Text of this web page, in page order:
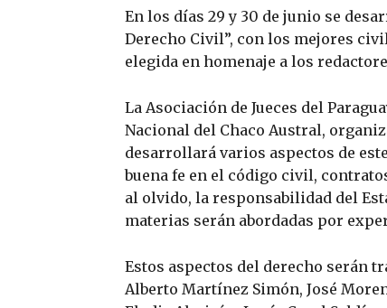
En los días 29 y 30 de junio se
Derecho Civil”, con los mejores
elegida en homenaje a los
La Asociación de Jueces del
Nacional del Chaco Austral,
desarrollará varios aspectos de
buena fe en el código civil,
al olvido, la responsabilidad del
materias serán abordadas por
Estos aspectos del derecho serán
Alberto Martínez Simón, José